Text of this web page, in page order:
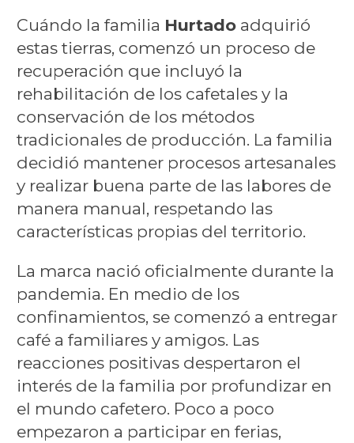
Cuándo la familia Hurtadoadquirió
estas tierras, comenzó un proceso de
recuperación que incluyó la
rehabilitación de los cafetales y la
conservación de los métodos
tradicionales de producción. La familia
decidió mantener procesos artesanales
y realizar buena parte de las labores de
manera manual, respetando las
características propias del territorio.
La marca nació oficialmente durante la
pandemia. En medio de los
confinamientos, se comenzó a entregar
café a familiares y amigos. Las
reacciones positivas despertaron el
interés de la familia por profundizar en
el mundo cafetero. Poco a poco
empezaron a participar en ferias,